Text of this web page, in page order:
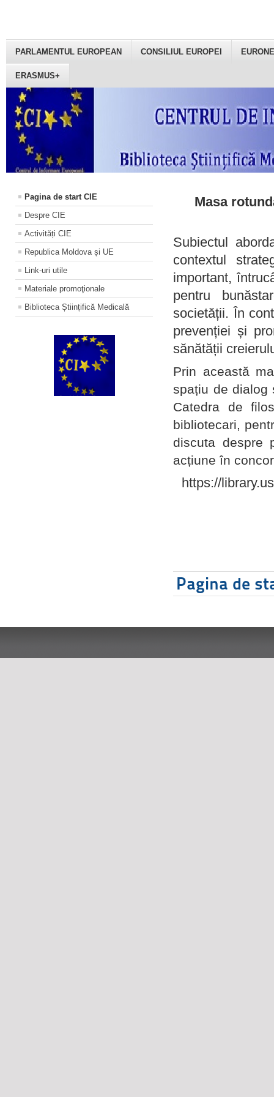
PARLAMENTUL EUROPEAN CONSILIUL EUROPEI
ERASMUS+
Pagina de start CIE
Despre CIE
Activități CIE
Republica Moldova și UE
Link-uri utile
Materiale promoţionale
Biblioteca Științifică Medicală
Masa
Subiectul
contextul
important,
pentru
societății. În
prevenției și
sănătății
Prin această
spațiu de dialog
Catedra de
bibliotecari,
discuta despre
acțiune în
https://
Pagina de